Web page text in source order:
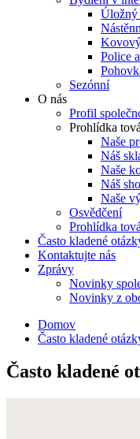
Úložný
Police
Sezónní
O nás
Profil
Prohlídka
Naše
Náš
Naše
Náš
Naše
Osvědčení
Prohlídka
Často kladené
Kontaktujte nás
Zprávy
Novinky
Novinky z
Domov
Často kladené
Často kladené